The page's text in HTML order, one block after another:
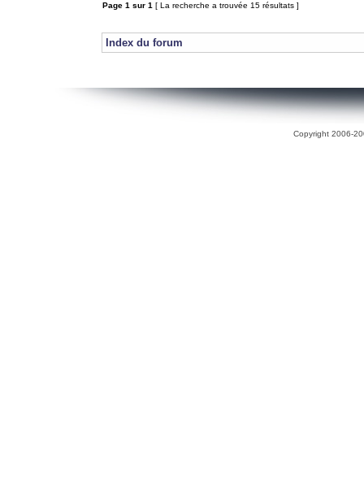
Page 1 sur 1 [ La recherche a trouvée 15 résultats ]
Index du forum
Copyright 2006-